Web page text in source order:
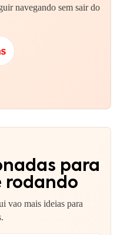
navegando sem sair do
para
rodando
vao mais ideias para